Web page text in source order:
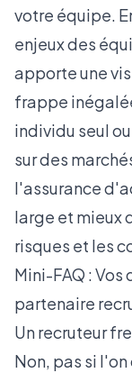
votre équipe.
enjeux des
apporte une
frappe
individu seul
sur des
l'assurance
large et mieux
risques et les
Mini-FAQ : Vos
partenaire
Un recruteur
Non, pas si